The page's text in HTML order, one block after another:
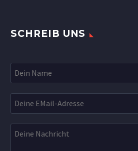
SCHREIB UNS